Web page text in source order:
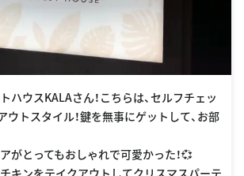
ハウスKALAさん！こちらは、セルフチェッ
ウトスタイル！鍵を無事にゲットして、お部
がとってもおしゃれで可愛かった！💞
キンをテイクアウトしてクリスマスパーテ